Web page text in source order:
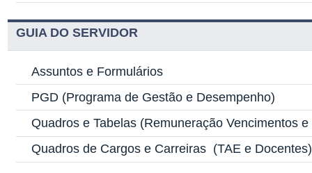
GUIA DO SERVIDOR
Assuntos e Formulários
PGD (Programa de Gestão e Desempenho)
Quadros e Tabelas (Remuneração Vencimentos
Quadros de Cargos e Carreiras (TAE e Docentes)